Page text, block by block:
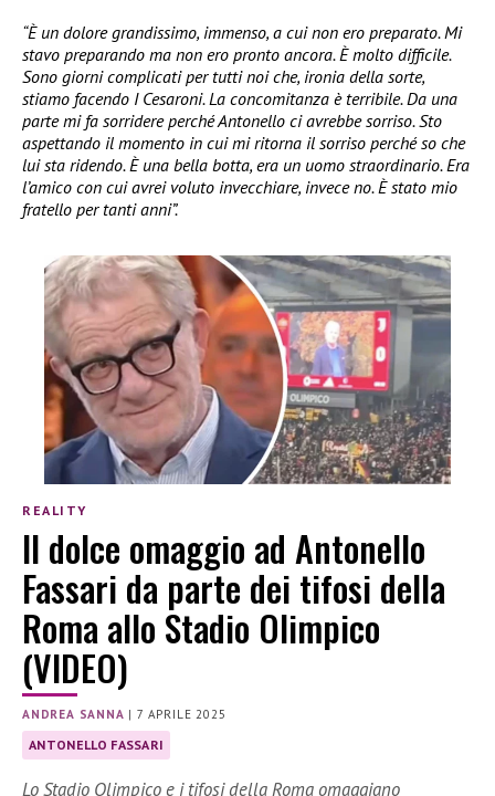
“È un dolore grandissimo, immenso, a cui non ero preparato. Mi
stavo preparando ma non ero pronto ancora. È molto difficile.
Sono giorni complicati per tutti noi che, ironia della sorte,
stiamo facendo I Cesaroni. La concomitanza è terribile. Da una
parte mi fa sorridere perché Antonello ci avrebbe sorriso. Sto
aspettando il momento in cui mi ritorna il sorriso perché so che
lui sta ridendo. È una bella botta, era un uomo straordinario. Era
l’amico con cui avrei voluto invecchiare, invece no. È stato mio
fratello per tanti anni”.
REALITY
Il dolce omaggio ad Antonello
Fassari da parte dei tifosi della
Roma allo Stadio Olimpico
(VIDEO)
ANDREA SANNA |7 APRILE 2025
ANTONELLO FASSARI
Lo Stadio Olimpico e i tifosi della Roma omaggiano